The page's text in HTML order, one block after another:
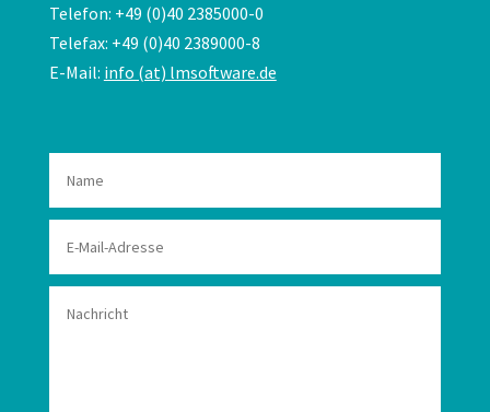
Telefon: +49 (0)40 2385000-0
Telefax: +49 (0)40 2389000-8
E-Mail: info (at) lmsoftware.de